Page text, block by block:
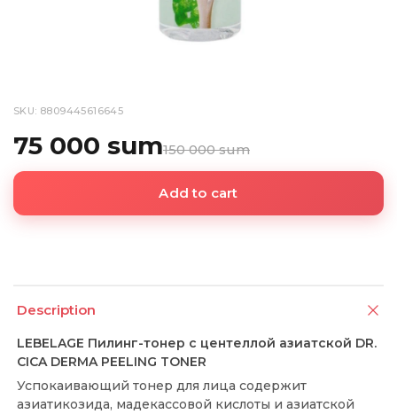
SKU: 8809445616645
75 000 sum150 000 sum
Add to cart
Description
LEBELAGE Пилинг-тонер с центеллой азиатской DR.
CICA DERMA PEELING TONER
Успокаивающий тонер для лица содержит
азиатикозида, мадекассовой кислоты и азиатской